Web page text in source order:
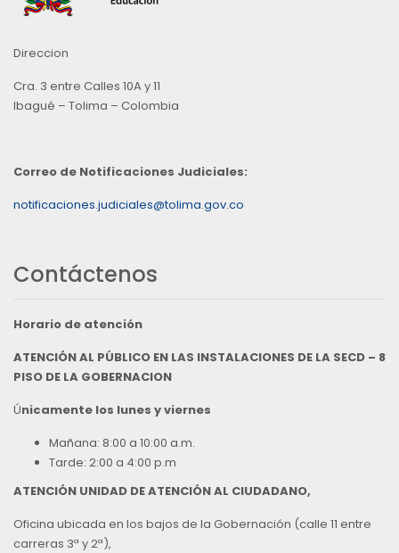
Direccion
Cra. 3 entre Calles 10A y 11
Ibagué – Tolima – Colombia
Correo de Notificaciones Judiciales:
notificaciones.judiciales@tolima.gov.co
Contáctenos
Horario de atención
ATENCIÓN AL PÚBLICO EN LAS INSTALACIONES DE LA SECD – 8
PISO DE LA GOBERNACION
Únicamente los lunes y viernes
Mañana: 8:00 a 10:00 a.m.
Tarde: 2:00 a 4:00 p.m
ATENCIÓN UNIDAD DE ATENCIÓN AL CIUDADANO,
Oficina ubicada en los bajos de la Gobernación (calle 11 entre
carreras 3ª y 2ª),